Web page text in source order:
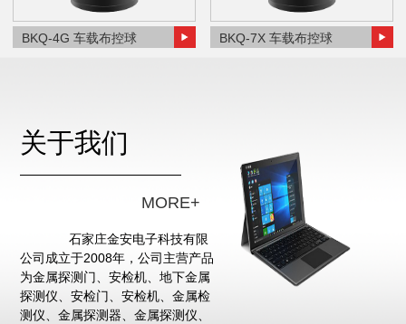
BKQ-4G 车载布控球 BKQ-7X 车载布控球
关于我们
MORE+
石家庄金安电子科技有限
公司成立于2008年，公司主营产品
为金属探测门、安检机、地下金属
探测仪、安检门、安检机、金属检
测仪、金属探测器、金属探测仪、